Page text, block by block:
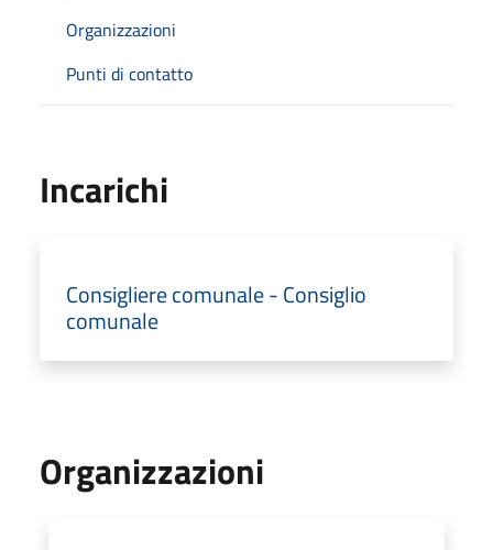
Organizzazioni
Punti di contatto
Incarichi
Consigliere comunale - Consiglio
comunale
Organizzazioni